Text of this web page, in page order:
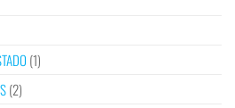
(1)
(2)